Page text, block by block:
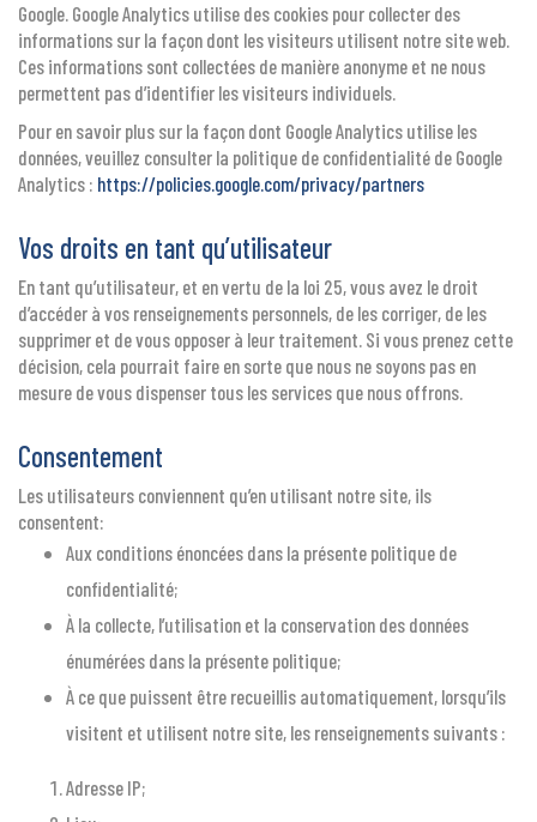
Google. Google Analytics utilise des cookies pour collecter des
informations sur la façon dont les visiteurs utilisent notre site web.
Ces informations sont collectées de manière anonyme et ne nous
permettent pas d’identifier les visiteurs individuels.
Pour en savoir plus sur la façon dont Google Analytics utilise les
données, veuillez consulter la politique de confidentialité de Google
Analytics : https://policies.google.com/privacy/partners
Vos droits en tant qu’utilisateur
En tant qu’utilisateur, et en vertu de la loi 25, vous avez le droit
d’accéder à vos renseignements personnels, de les corriger, de les
supprimer et de vous opposer à leur traitement. Si vous prenez cette
décision, cela pourrait faire en sorte que nous ne soyons pas en
mesure de vous dispenser tous les services que nous offrons.
Consentement
Les utilisateurs conviennent qu’en utilisant notre site, ils
consentent:
Aux conditions énoncées dans la présente politique de
confidentialité;
À la collecte, l’utilisation et la conservation des données
énumérées dans la présente politique;
À ce que puissent être recueillis automatiquement, lorsqu’ils
visitent et utilisent notre site, les renseignements suivants :
Adresse IP;